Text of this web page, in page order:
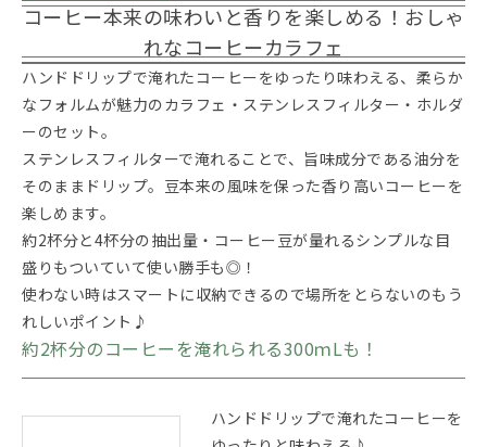
コーヒー本来の味わいと香りを楽しめる！おしゃ
れなコーヒーカラフェ
ハンドドリップで淹れたコーヒーをゆったり味わえる、柔らか
なフォルムが魅力のカラフェ・ステンレスフィルター・ホルダ
ーのセット。
ステンレスフィルターで淹れることで、旨味成分である油分を
そのままドリップ。豆本来の風味を保った香り高いコーヒーを
楽しめます。
約2杯分と4杯分の抽出量・コーヒー豆が量れるシンプルな目
盛りもついていて使い勝手も◎！
使わない時はスマートに収納できるので場所をとらないのもう
れしいポイント♪
約2杯分のコーヒーを淹れられる300ｍLも！
ハンドドリップで淹れたコーヒーを